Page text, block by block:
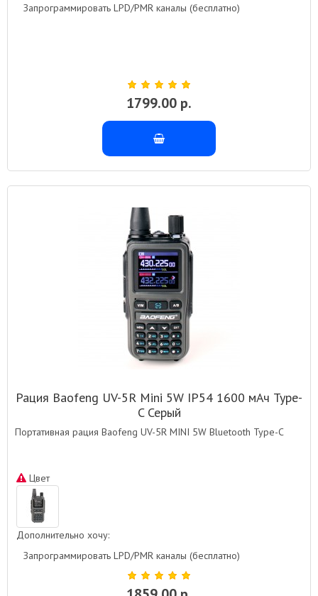
Запрограммировать LPD/PMR каналы (бесплатно)
1799.00 р.
Рация Baofeng UV-5R Mini 5W IP54 1600 мАч Type-
C Серый
Портативная рация Baofeng UV-5R MINI 5W Bluetooth Type-C
Цвет
Дополнительно хочу:
Запрограммировать LPD/PMR каналы (бесплатно)